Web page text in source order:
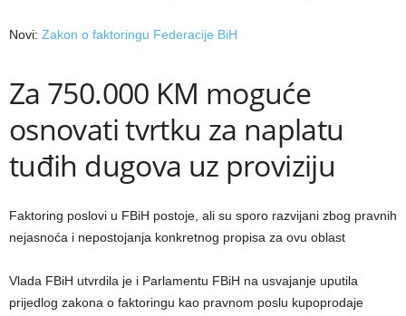
Novi: Zakon o faktoringu Federacije BiH
Za 750.000 KM moguće
osnovati tvrtku za naplatu
tuđih dugova uz proviziju
Faktoring poslovi u FBiH postoje, ali su sporo razvijani zbog pravnih
nejasnoća i nepostojanja konkretnog propisa za ovu oblast
Vlada FBiH utvrdila je i Parlamentu FBiH na usvajanje uputila
prijedlog zakona o faktoringu kao pravnom poslu kupoprodaje